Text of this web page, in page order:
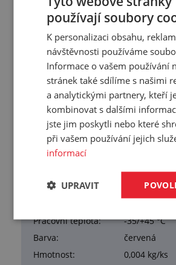
hustota: 919 kg/m
tloušťka: 23 mm
pracovní teplota: -35 °C/+45 °C
Další informace:
polyethylen je hořlavá látka, platí
bezpečnosti vztahující se na
ve skladech a skladovacích
Přehled vlastností
23 mm
Tvrdost:
47 °ShD
Pracovní teplota:
-35/+45 °C
Barva:
červená
Hmotnost:
0,004 kg/ks
používají soubory
K personalizaci obsahu,
návštěvnosti používáme
Informace o vašem používání
stránek také sdílíme s našimi
a analytickými partnery, kteří
kombinovat s dalšími
jste jim poskytli nebo které
při vašem používání jejich
informací
UPRAVIT